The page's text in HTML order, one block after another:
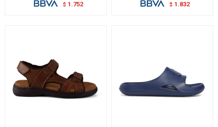
$ 1.752 $ 1.832